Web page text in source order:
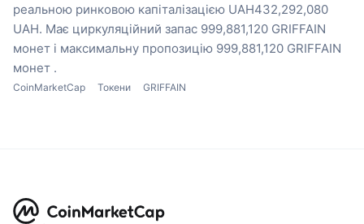
реальною ринковою капіталізацією UAH432,292,080
UAH. Має циркуляційний запас 999,881,120 GRIFFAIN
монет і максимальну пропозицію 999,881,120 GRIFFAIN
монет .
CoinMarketCap Токени GRIFFAIN